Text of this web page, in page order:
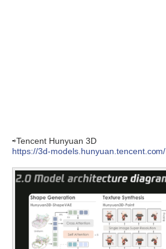
⇨Tencent Hunyuan 3D
https://3d-models.hunyuan.tencent.com/